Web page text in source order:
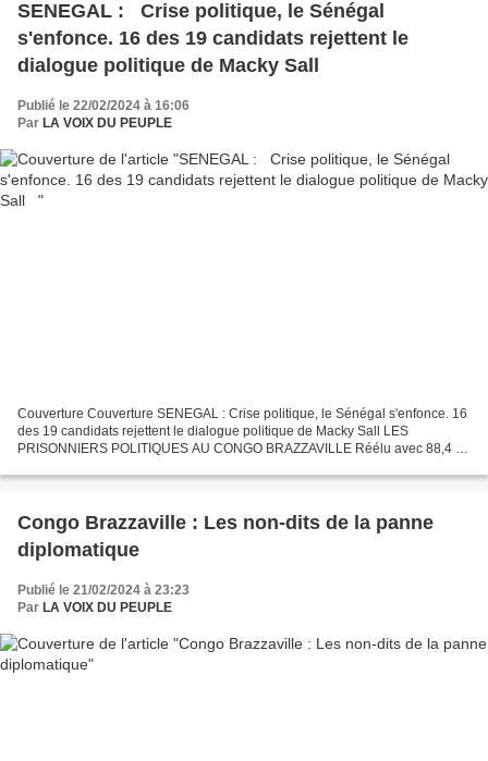
SENEGAL : ​ Crise politique, le Sénégal
s'enfonce. 16 des 19 candidats rejettent le
Publié le 22/02/2024 à 16:06
Par LA VOIX DU PEUPLE
Couverture Couverture SENEGAL : Crise politique, le Sénégal s'enfonce. 16
des 19 candidats rejettent le dialogue politique de Macky Sall LES
PRISONNIERS POLITIQUES AU CONGO BRAZZAVILLE Réélu avec 88,4 %
Congo Brazzaville : Les non-dits de la panne
diplomatique
Publié le 21/02/2024 à 23:23
Par LA VOIX DU PEUPLE